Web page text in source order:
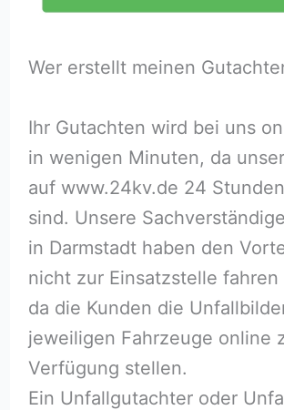
Wer erstellt meinen
Ihr Gutachten wird bei uns
in wenigen Minuten, da
auf www.24kv.de 24
sind. Unsere
in Darmstadt haben den
nicht zur Einsatzstelle fahren
da die Kunden die
jeweiligen Fahrzeuge online
Verfügung stellen.
Ein Unfallgutachter oder